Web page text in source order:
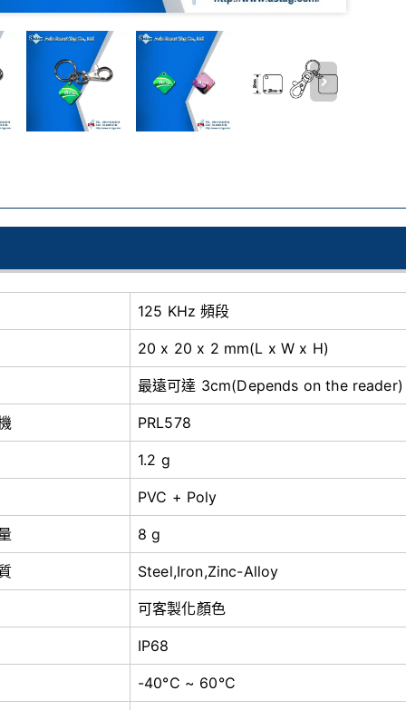
125 KHz 頻段
20 x 20 x 2 mm(L x W x H)
最遠可達 3cm(Depends on the reader)
PRL578
1.2 g
PVC + Poly
8 g
Steel,Iron,Zinc-Alloy
可客製化顏色
IP68
-40°C ~ 60°C